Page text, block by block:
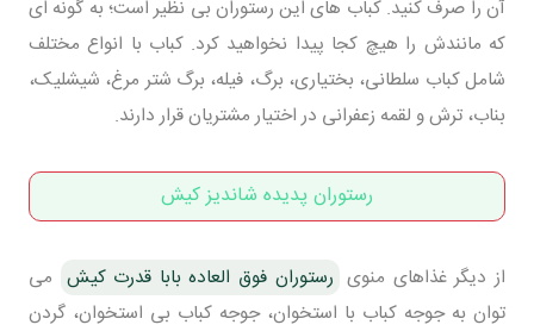
آن را صرف کنید. کباب های این رستوران بی نظیر است؛ به گونه ای
که مانندش را هیچ کجا پیدا نخواهید کرد. کباب با انواع مختلف
شامل کباب سلطانی، بختیاری، برگ، فیله، برگ شتر مرغ، شیشلیک،
بناب، ترش و لقمه زعفرانی در اختیار مشتریان قرار دارند.
رستوران پدیده شاندیز کیش
از دیگر غذاهای منوی رستوران فوق العاده بابا قدرت کیش می
توان به جوجه کباب با استخوان، جوجه کباب بی استخوان، گردن